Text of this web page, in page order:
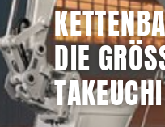
DIE
TAKEUCHI